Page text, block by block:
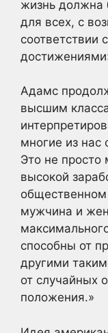
жизнь должна
для всех, с
соответствии
Адамс
высшим
многие из нас
Это не просто
высокой
мужчина и
способны от
другими
от случайных
положения.»